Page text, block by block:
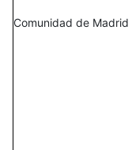
Comunidad de Madrid